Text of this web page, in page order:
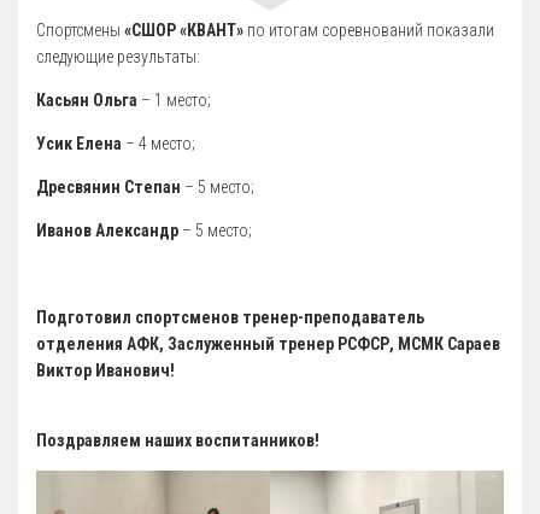
Календарь
Положения и протоколы
5 Руководство. Педагогический (научно-педагогический) состав
Администрация
Тренерский состав
33. Педагогический Состав
7 Доступная среда
Организация питания в Образовательной организации
Спортсмены «СШОР «КВАНТ» по итогам соревнований показали
следующие результаты:
Касьян Ольга – 1 место;
Усик Елена – 4 место;
Дресвянин Степан – 5 место;
Иванов Александр – 5 место;
Подготовил спортсменов тренер-преподаватель
отделения АФК, Заслуженный тренер РСФСР, МСМК Сараев
Виктор Иванович!
Поздравляем наших воспитанников!